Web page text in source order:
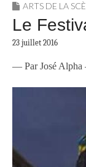
ARTS DE LA
Le
23 juillet 2016
— Par José